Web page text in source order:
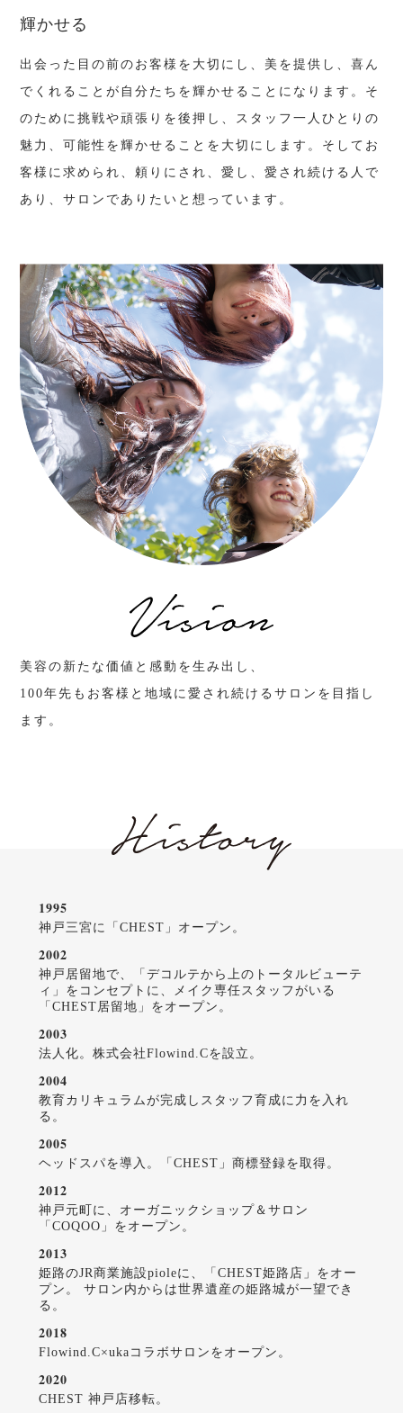
輝かせる
出会った目の前のお客様を大切にし、美を提供し、喜ん
でくれることが自分たちを輝かせることになります。そ
のために挑戦や頑張りを後押し、スタッフ一人ひとりの
魅力、可能性を輝かせることを大切にします。そしてお
客様に求められ、頼りにされ、愛し、愛され続ける人で
あり、サロンでありたいと想っています。
美容の新たな価値と感動を生み出し、
100年先もお客様と地域に愛され続けるサロンを目指し
ます。
1995
神戸三宮に「CHEST」オープン。
2002
神戸居留地で、「デコルテから上のトータルビューテ
ィ」をコンセプトに、メイク専任スタッフがいる
「CHEST居留地」をオープン。
2003
法人化。株式会社Flowind.Cを設立。
2004
教育カリキュラムが完成しスタッフ育成に力を入れ
る。
2005
ヘッドスパを導入。「CHEST」商標登録を取得。
2012
神戸元町に、オーガニックショップ＆サロン
「COQOO」をオープン。
2013
姫路のJR商業施設pioleに、「CHEST姫路店」をオー
プン。 サロン内からは世界遺産の姫路城が一望でき
る。
2018
Flowind.C×ukaコラボサロンをオープン。
2020
CHEST 神戸店移転。